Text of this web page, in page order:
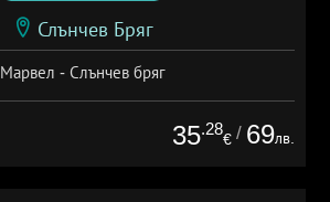
Слънчев Бряг
Марвел - Слънчев бряг
35.28
€ / 69лв.